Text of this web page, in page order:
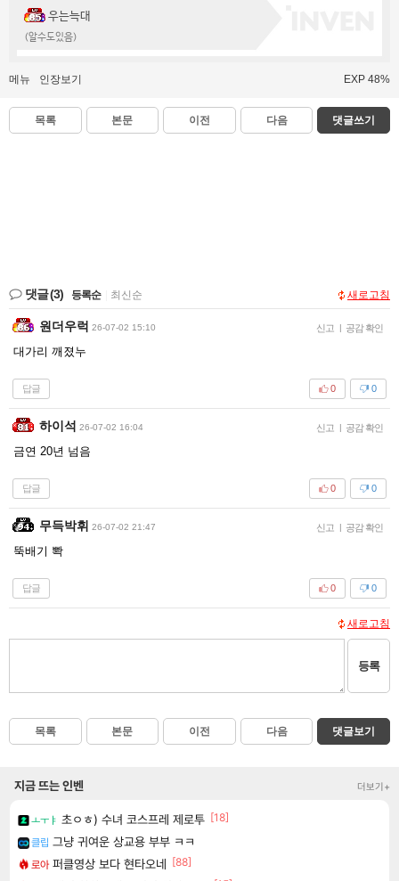
우는늑대
(알수도있음)
메뉴 인장보기 EXP 48%
목록 본문 이전 다음 댓글쓰기
댓글(3) 등록순 최신순 새로고침
원더우럭 26-07-02 15:10 신고 | 공감 확인
대가리 깨졌누
답글 0
0
하이석 26-07-02 16:04 신고 | 공감 확인
금연 20년 넘음
답글 0
0
무득박휘 26-07-02 21:47 신고 | 공감 확인
뚝배기 뽝
답글 0
0
새로고침
등록
목록 본문 이전 다음 댓글보기
지금 뜨는 인벤 더보기+
ㅗㅜㅑ 초ㅇㅎ) 수녀 코스프레 제로투 [18]
클립 그냥 귀여운 상교용 부부 ㅋㅋ
로아 퍼클영상 보다 현타오네 [88]